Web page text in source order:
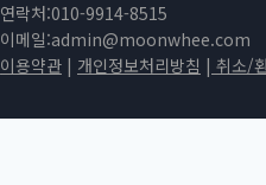
연락처:010-9914-8515
이메일:admin@moonwhee.com
이용약관 | 개인정보처리방침 | 취소/